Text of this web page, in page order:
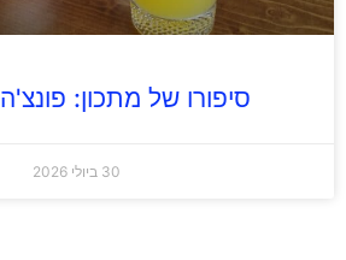
סיפורו של מתכון: פונצ'ה Poncha
30 ביולי 2026